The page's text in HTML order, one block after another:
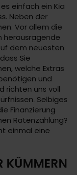
einfach ein Kia
Neben der
Vor allem die
herausragende
dem neuesten
Sie
welche Extras
und
richten uns voll
Selbiges
Finanzierung
Ratenzahlung?
einmal eine
KÜMMERN